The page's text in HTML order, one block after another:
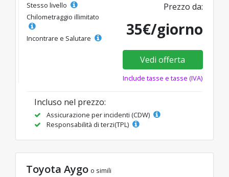
Stesso livello
Chilometraggio illimitato
Incontrare e Salutare
Prezzo da:
35€/giorno
Vedi offerta
Include tasse e tasse (IVA)
Incluso nel prezzo:
Assicurazione per incidenti (CDW)
Responsabilità di terzi(TPL)
Toyota Aygo o simili